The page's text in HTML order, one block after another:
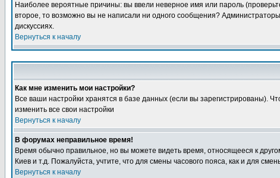
Наиболее вероятные причины: вы ввели неверное имя или пароль
второе, то возможно вы не написали ни одного сообщения?
дискуссиях.
Вернуться к началу
Как мне изменить мои настройки?
Все ваши настройки хранятся в базе данных (если вы зарегистрированы).
изменить все свои настройки
Вернуться к началу
В форумах неправильное время!
Время обычно правильное, но вы можете видеть время, относящееся к
Киев и т.д. Пожалуйста, учтите, что для смены часового пояса, как и для
Вернуться к началу